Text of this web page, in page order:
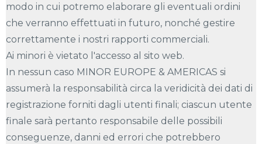
modo in cui potremo elaborare gli eventuali ordini
che verranno effettuati in futuro, nonché gestire
correttamente i nostri rapporti commerciali.
Ai minori è vietato l'accesso al sito web.
In nessun caso MINOR EUROPE & AMERICAS si
assumerà la responsabilità circa la veridicità dei dati di
registrazione forniti dagli utenti finali; ciascun utente
finale sarà pertanto responsabile delle possibili
conseguenze, danni ed errori che potrebbero